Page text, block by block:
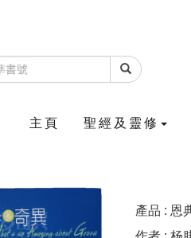
主頁 聖經及靈修
產品 : 恩